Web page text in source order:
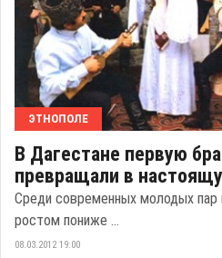
ЭТНОПОЛЕ
В Дагестане первую
превращали в
Среди современных молодых пар
ростом пониже ...
08.03.2012 19:00